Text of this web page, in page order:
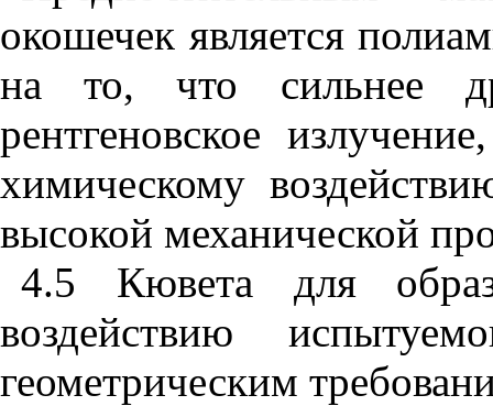
окошечек является
на то, что сильнее
рентгеновское
химическому
высокой механической
4.5 Кювета для
воздействию
геометрическим